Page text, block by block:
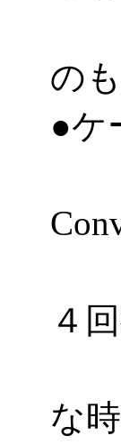
中
の
●ケ
パ
４
リ
な